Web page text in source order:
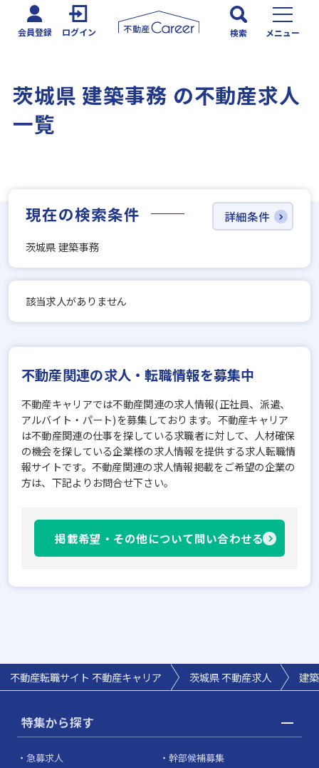
会員登録 ログイン 検索 メニュー
茨城県 建築事務 の不動産求人
一覧
現在の検索条件
茨城県 建築事務
詳細条件
該当求人がありません
不動産関連の求人・転職情報を募集中
不動産キャリアでは不動産関連の求人情報(正社員、派遣、
アルバイト・パート)を募集しております。不動産キャリア
は不動産関連の仕事を探している求職者に対して、人材確保
の機会を探している企業様の求人情報を提供する求人転職情
報サイトです。不動産関連の求人情報掲載をご希望の企業の
方は、下記よりお問合せ下さい。
掲載希望・その他について問い合わせる
不動産転職サイト 不動産キャリア 茨城県不動産求人 建
特集から探す
急募求人
幹部候補募集